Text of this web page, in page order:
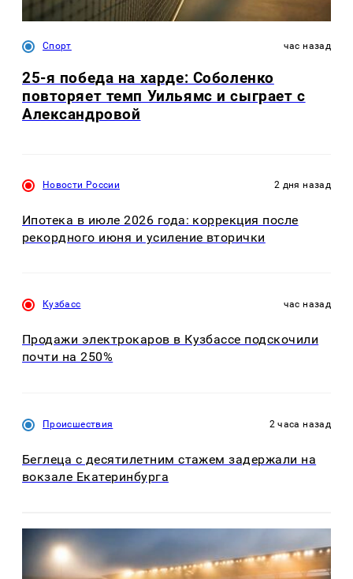
Спорт час назад
25-я победа на харде: Соболенко
повторяет темп Уильямс и сыграет с
Александровой
Новости России 2 дня назад
Ипотека в июле 2026 года: коррекция после
рекордного июня и усиление вторички
Кузбасс час назад
Продажи электрокаров в Кузбассе подскочили
почти на 250%
Происшествия 2 часа назад
Беглеца с десятилетним стажем задержали на
вокзале Екатеринбурга